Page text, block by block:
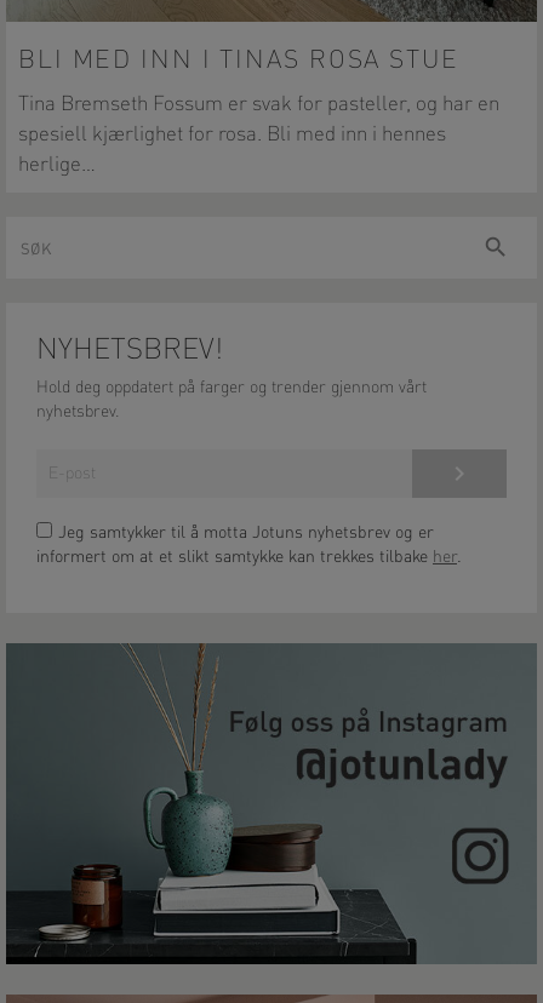
BLI MED INN I TINAS ROSA STUE
Tina Bremseth Fossum er svak for pasteller, og har en
spesiell kjærlighet for rosa. Bli med inn i hennes
herlige…
Søk
NYHETSBREV!
Hold deg oppdatert på farger og trender gjennom vårt
nyhetsbrev.
Jeg samtykker til å motta Jotuns nyhetsbrev og er
informert om at et slikt samtykke kan trekkes tilbake her